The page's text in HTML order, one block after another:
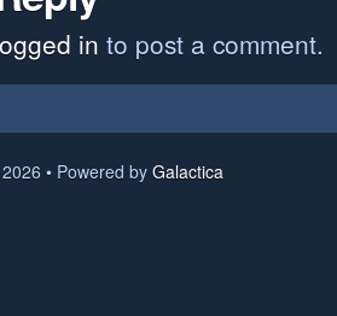
in to post a comment.
• Powered by Galactica